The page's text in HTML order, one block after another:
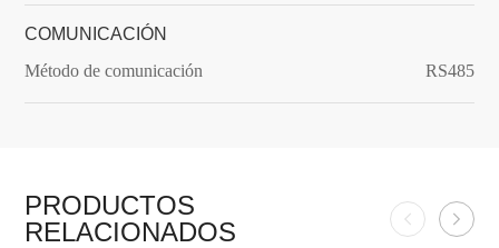
COMUNICACIÓN
Método de comunicación
RS485
PRODUCTOS
RELACIONADOS